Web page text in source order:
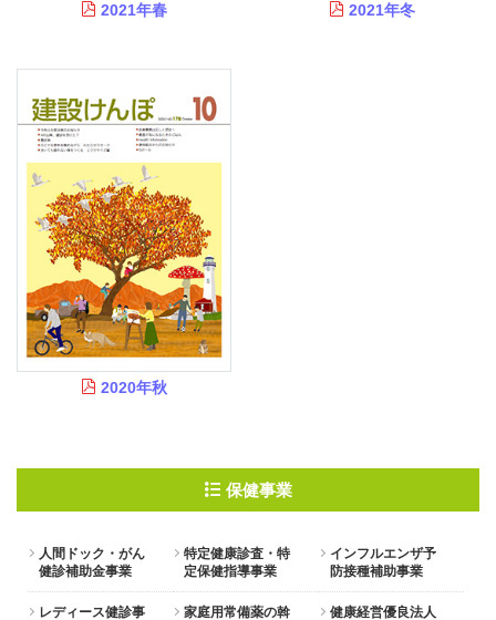
2021年春 2021年冬
2020年秋
保健事業
人間ドック・がん
健診補助金事業
特定健康診査・特
定保健指導事業
インフルエンザ予
防接種補助事業
レディース健診事 家庭用常備薬の斡 健康経営優良法人